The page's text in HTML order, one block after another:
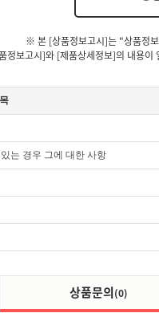
※ 본 [상품정보고시]는 "상품정
정보고시]와 [제품상세정보]의 내용이
는 경우 그에 대한 사항
상품문의(0)